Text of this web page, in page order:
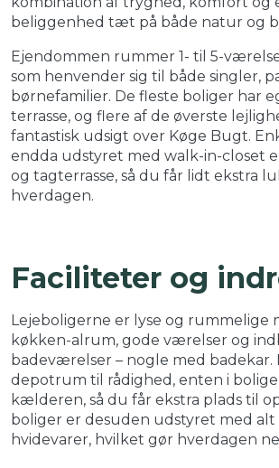
beliggenhed tæt på både natur og
Ejendommen rummer 1- til 5-
som henvender sig til både singler,
børnefamilier. De fleste boliger har
terrasse, og flere af de øverste
fantastisk udsigt over Køge Bugt.
endda udstyret med walk-in-closet
og tagterrasse, så du får lidt ekstra
hverdagen.
Faciliteter og
Lejeboligerne er lyse og rummelige
køkken-alrum, gode værelser og
badeværelser – nogle med badekar.
depotrum til rådighed, enten i
kælderen, så du får ekstra plads til
boliger er desuden udstyret med alt
hvidevarer, hvilket gør hverdagen